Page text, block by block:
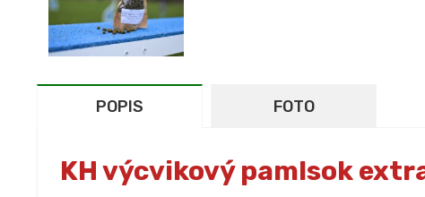
POPIS FOTO
KH výcvikový pamlsok